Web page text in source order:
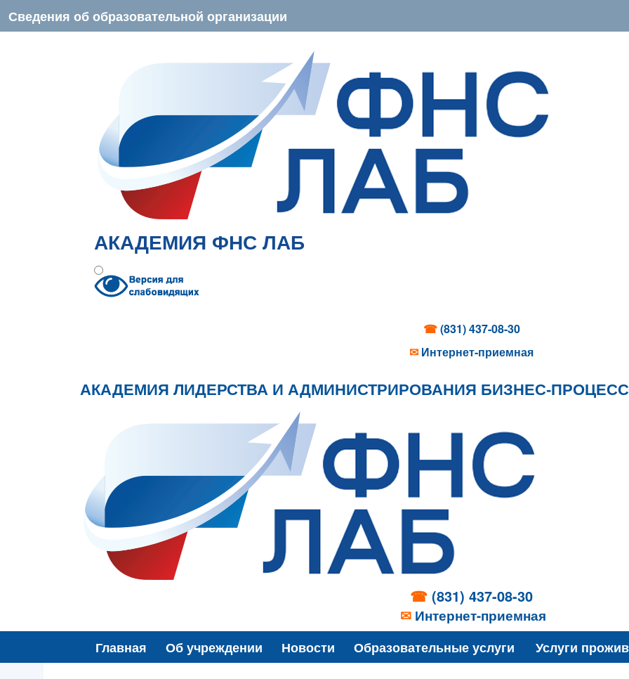
Сведения об образовательной организации
АКАДЕМИЯ ФНС ЛАБ
☎(831) 437-08-30
✉ Интернет-приемная
АКАДЕМИЯ ЛИДЕРСТВА И АДМИНИСТРИРОВАНИЯ БИЗНЕС-
☎ (831) 437-08-30
✉ Интернет-приемная
Главная Об учреждении Новости Образовательные услуги Услуги